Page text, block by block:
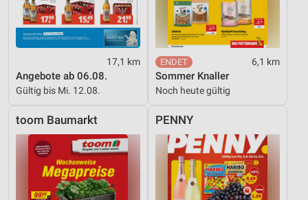
17,1 km
Angebote ab 06.08.
Gültig bis Mi. 12.08.
6,1 km
Sommer Knaller
Noch heute gültig
toom Baumarkt PENNY